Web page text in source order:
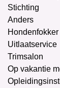
Stichting
Anders
Hondenfokker
Uitlaatservice
Trimsalon
Op vakantie